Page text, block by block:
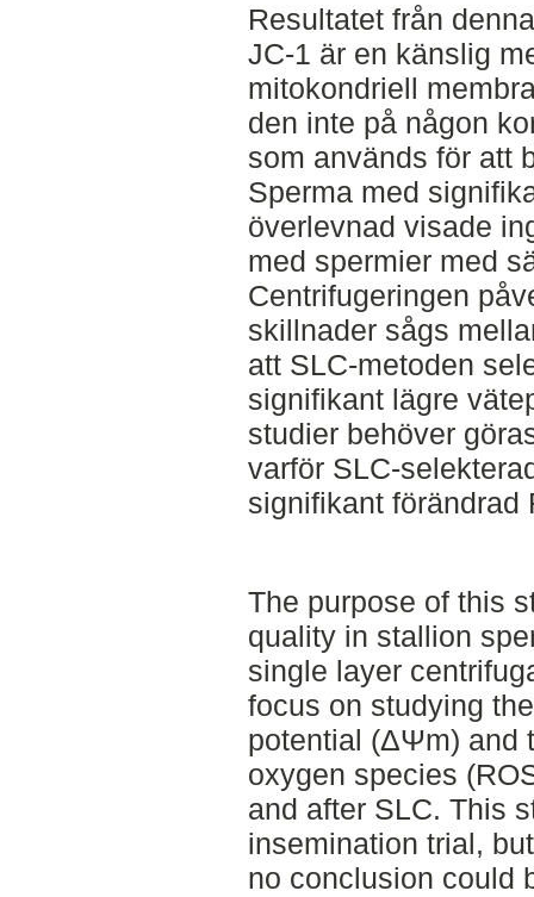
Resultatet från
JC-1 är en känslig
mitokondriell
den inte på någon
som används för att
Sperma med
överlevnad visade
med spermier med
Centrifugeringen
skillnader sågs
att SLC-metoden
signifikant lägre
studier behöver
varför SLC-
signifikant förändrad
The purpose of this
quality in stallion
single layer
focus on studying
potential (ΔΨm) and
oxygen species
and after SLC. This
insemination trial,
no conclusion could